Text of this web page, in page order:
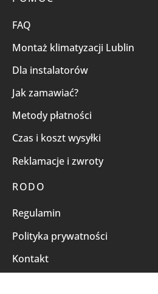
FAQ
Montaż klimatyzacji Lublin
Dla instalatorów
Jak zamawiać?
Metody płatności
Czas i koszt wysyłki
Reklamacje i zwroty
RODO
Regulamin
Polityka prywatności
Kontakt